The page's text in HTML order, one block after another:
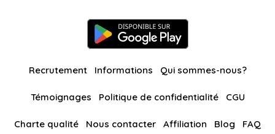
Recrutement Informations Qui sommes-nous?
Témoignages Politique de confidentialité CGU
Charte qualité Nous contacter Affiliation Blog FAQ